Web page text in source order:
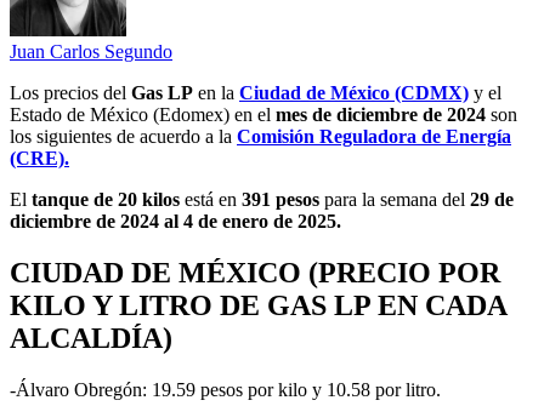
Juan Carlos Segundo
Los precios del Gas LP en la Ciudad de México (CDMX) y el
Estado de México (Edomex) en el mes de diciembre de 2024 son
los siguientes de acuerdo a la Comisión Reguladora de Energía
(CRE).
El tanque de 20 kilos está en 391 pesos para la semana del 29 de
diciembre de 2024 al 4 de enero de 2025.
CIUDAD DE MÉXICO (PRECIO POR
KILO Y LITRO DE GAS LP EN CADA
ALCALDÍA)
-Álvaro Obregón: 19.59 pesos por kilo y 10.58 por litro.